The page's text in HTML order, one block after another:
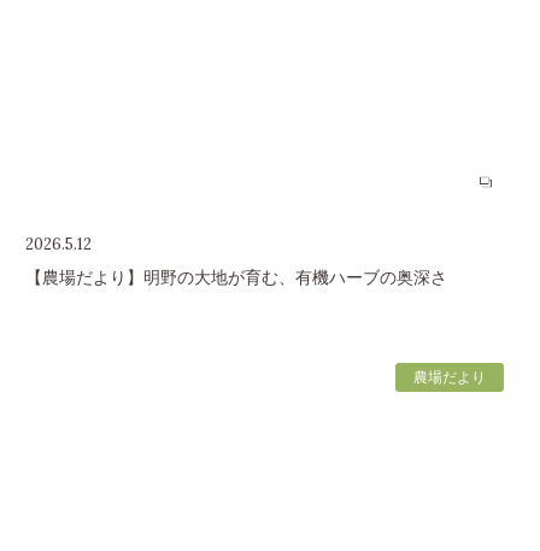
2026.5.12
【農場だより】明野の大地が育む、有機ハーブの奥深さ
農場だより